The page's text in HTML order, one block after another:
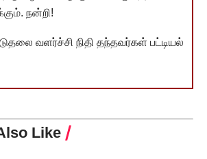
நன்றி!
வளர்ச்சி நிதி தந்தவர்கள் பட்டியல்
Like